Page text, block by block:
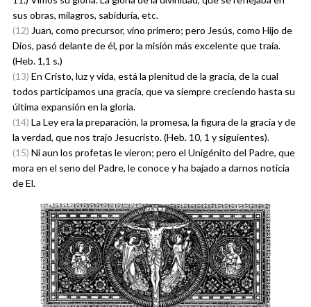
sus obras, milagros, sabiduría, etc.
(12) Juan, como precursor, vino primero; pero Jesús, como Hijo de
Dios, pasó delante de él, por la misión más excelente que traía.
(Heb. 1,1 s.)
(13) En Cristo, luz y vida, está la plenitud de la gracia, de la cual
todos participamos una gracia, que va siempre creciendo hasta su
última expansión en la gloria.
(14) La Ley era la preparación, la promesa, la figura de la gracia y de
la verdad, que nos trajo Jesucristo. (Heb. 10, 1 y siguientes).
(15) Ni aun los profetas le vieron; pero el Unigénito del Padre, que
mora en el seno del Padre, le conoce y ha bajado a darnos noticia
de El.